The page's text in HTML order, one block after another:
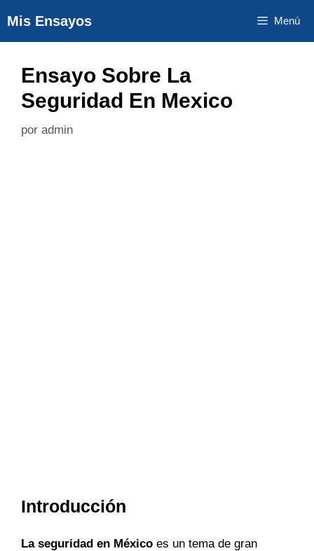
al
contenido
Mis Ensayos Menú
Ensayo Sobre La
Seguridad En Mexico
por admin
Introducción
La seguridad en México es un tema de gran